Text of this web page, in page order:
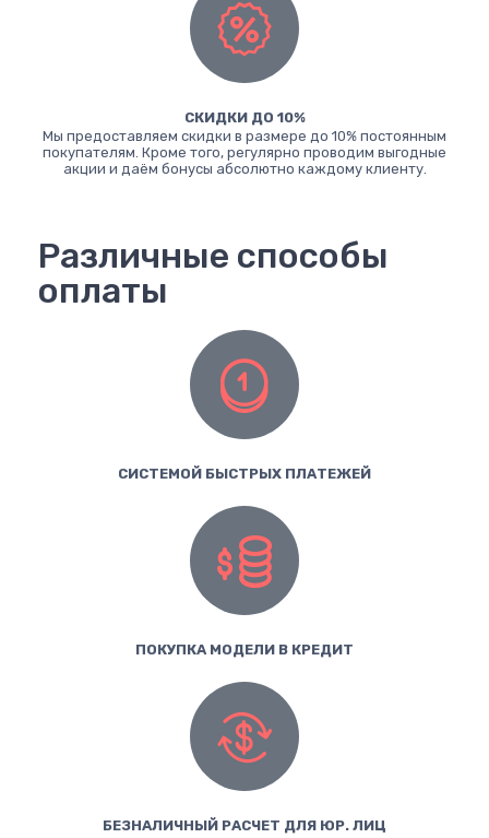
СКИДКИ ДО 10%
Мы предоставляем скидки в размере до 10% постоянным
покупателям. Кроме того, регулярно проводим выгодные
акции и даём бонусы абсолютно каждому клиенту.
Различные способы
оплаты
СИСТЕМОЙ БЫСТРЫХ ПЛАТЕЖЕЙ
ПОКУПКА МОДЕЛИ В КРЕДИТ
БЕЗНАЛИЧНЫЙ РАСЧЕТ ДЛЯ ЮР. ЛИЦ